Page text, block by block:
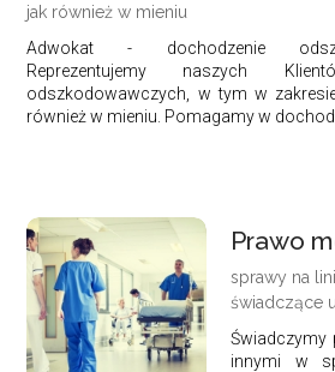
jak również w mieniu
Adwokat - dochodzenie
Reprezentujemy naszych
odszkodowawczych, w tym w
również w mieniu. Pomagamy w
Prawo
sprawy na
świadczące
Świadczymy
innymi w